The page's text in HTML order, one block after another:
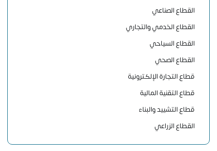
القطاع الصناعي
القطاع الخدمي والتجاري
القطاع السياحي
القطاع الصحي
قطاع التجارة الإلكترونية
قطاع التقنية المالية
قطاع التشييد والبناء
القطاع الزراعي